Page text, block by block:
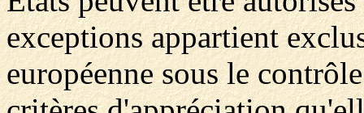
exceptions appartient
européenne sous le